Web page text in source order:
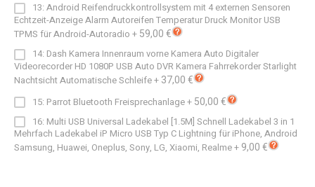
13: Android Reifendruckkontrollsystem mit 4 externen Sensoren
Echtzeit-Anzeige Alarm Autoreifen Temperatur Druck Monitor USB
TPMS für Android-Autoradio + 59,00 €
14: Dash Kamera Innenraum vorne Kamera Auto Digitaler
Videorecorder HD 1080P USB Auto DVR Kamera Fahrrekorder Starlight
Nachtsicht Automatische Schleife+ 37,00 €
15: Parrot Bluetooth Freisprechanlage+ 50,00 €
16: Multi USB Universal Ladekabel [1.5M] Schnell Ladekabel 3 in 1
Mehrfach Ladekabel iP Micro USB Typ C Lightning für iPhone, Android
Samsung, Huawei, Oneplus, Sony, LG, Xiaomi, Realme+ 9,00 €